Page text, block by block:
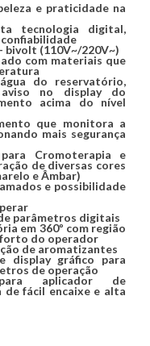
e praticidade na
tecnologia digital,
bivolt (110V~/220V~)
com materiais que
do reservatório,
no display do
acima do nível
que monitora a
mais segurança
Cromoterapia e
de diversas cores
e Âmbar)
e possibilidade
parâmetros digitais
em 360º com região
do operador
de aromatizantes
display gráfico para
de operação
aplicador de
fácil encaixe e alta